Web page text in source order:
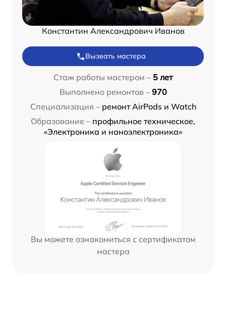
Константин Александрович Иванов
Вызвать мастера
Стаж работы мастером – 5 лет
Выполнено ремонтов – 970
Специализация – ремонт AirPods и Watch
Образование – профильное техническое,
«Электроника и наноэлектроника»
Вы можете ознакомиться с сертификатом
мастера